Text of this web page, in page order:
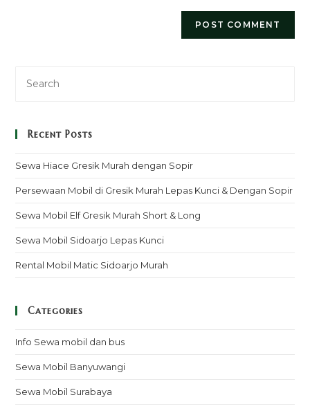
Recent Posts
Sewa Hiace Gresik Murah dengan Sopir
Persewaan Mobil di Gresik Murah Lepas Kunci & Dengan Sopir
Sewa Mobil Elf Gresik Murah Short & Long
Sewa Mobil Sidoarjo Lepas Kunci
Rental Mobil Matic Sidoarjo Murah
Categories
Info Sewa mobil dan bus
Sewa Mobil Banyuwangi
Sewa Mobil Surabaya